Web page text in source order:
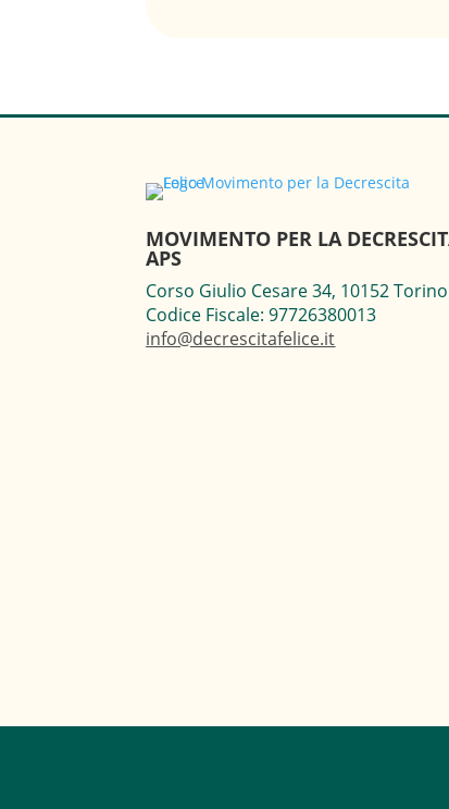
MOVIMENTO PER LA
APS
Corso Giulio Cesare 34, 10152 Torino
Codice Fiscale: 97726380013
info@decrescitafelice.it